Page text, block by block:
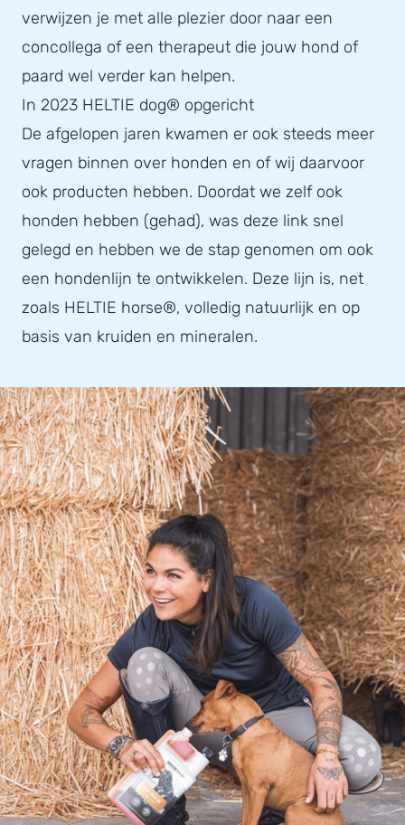
verwijzen je met alle plezier door naar een
concollega of een therapeut die jouw hond of
paard wel verder kan helpen.
In 2023 HELTIE dog® opgericht
De afgelopen jaren kwamen er ook steeds meer
vragen binnen over honden en of wij daarvoor
ook producten hebben. Doordat we zelf ook
honden hebben (gehad), was deze link snel
gelegd en hebben we de stap genomen om ook
een hondenlijn te ontwikkelen. Deze lijn is, net
zoals HELTIE horse®, volledig natuurlijk en op
basis van kruiden en mineralen.